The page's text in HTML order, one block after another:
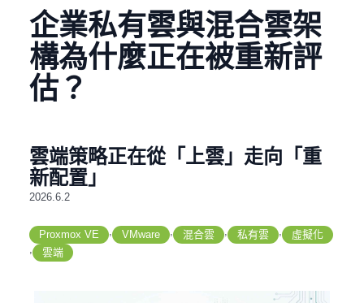
企業私有雲與混合雲架
構為什麼正在被重新評
估？
雲端策略正在從「上雲」走向「重
新配置」
2026.6.2
Proxmox VE , VMware , 混合雲 , 私有雲 ,
虛擬化
,
雲端